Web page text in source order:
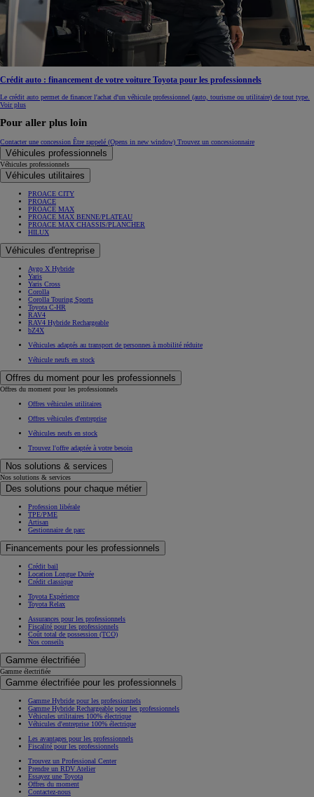
Crédit auto : financement de votre voiture Toyota pour les professionnels
Le crédit auto permet de financer l'achat d'un véhicule professionnel (auto, tourisme ou utilitaire) de tout type.
Voir plus
Pour aller plus loin
Contacter une concession Être rappelé (Opens in new window) Trouvez un concessionnaire
Véhicules professionnels
Véhicules professionnels
Véhicules utilitaires
PROACE CITY
PROACE
PROACE MAX
PROACE MAX BENNE/PLATEAU
PROACE MAX CHASSIS/PLANCHER
HILUX
Véhicules d'entreprise
Aygo X Hybride
Yaris
Yaris Cross
Corolla
Corolla Touring Sports
Toyota C-HR
RAV4
RAV4 Hybride Rechargeable
bZ4X
Véhicules adaptés au transport de personnes à mobilité réduite
Véhicule neufs en stock
Offres du moment pour les professionnels
Offres du moment pour les professionnels
Offres véhicules utilitaires
Offres véhicules d'entreprise
Véhicules neufs en stock
Trouvez l'offre adaptée à votre besoin
Nos solutions & services
Nos solutions & services
Des solutions pour chaque métier
Profession libérale
TPE/PME
Artisan
Gestionnaire de parc
Financements pour les professionnels
Crédit bail
Location Longue Durée
Crédit classique
Toyota Expérience
Toyota Relax
Assurances pour les professionnels
Fiscalité pour les professionnels
Coût total de possession (TCO)
Nos conseils
Gamme électrifiée
Gamme électrifiée
Gamme électrifiée pour les professionnels
Gamme Hybride pour les professionnels
Gamme Hybride Rechargeable pour les professionnels
Véhicules utilitaires 100% électrique
Véhicules d'entreprise 100% électrique
Les avantages pour les professionnels
Fiscalité pour les professionnels
Trouvez un Professional Center
Prendre un RDV Atelier
Essayez une Toyota
Offres du moment
Contactez-nous